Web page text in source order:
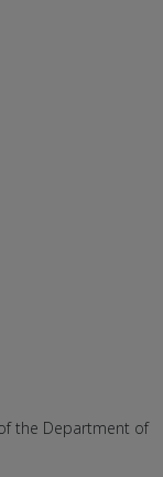
the Department of